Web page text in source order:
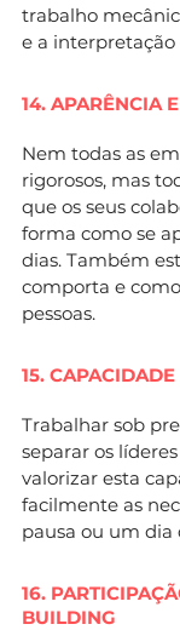
trabalho
e a
14. APARÊNCIA
Nem todas as
rigorosos, mas
que os seus
forma como se
dias. Também
comporta e
pessoas.
15.
Trabalhar sob
separar os
valorizar esta
facilmente as
pausa ou um dia
16.
BUILDING